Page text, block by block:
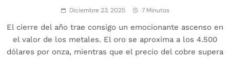
Diciembre 23, 2025 7 Minutos
El cierre del año trae consigo un emocionante ascenso en
el valor de los metales. El oro se aproxima a los 4.500
dólares por onza, mientras que el precio del cobre supera